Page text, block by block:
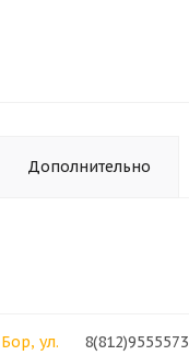
Дополнительно
8(812)9555573
ул.